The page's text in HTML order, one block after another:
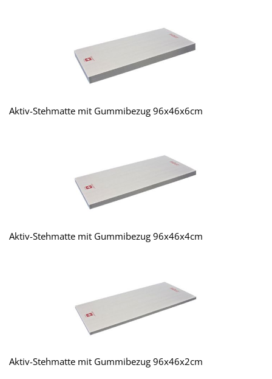
Aktiv-Stehmatte mit Gummibezug 96x46x6cm
Aktiv-Stehmatte mit Gummibezug 96x46x4cm
Aktiv-Stehmatte mit Gummibezug 96x46x2cm